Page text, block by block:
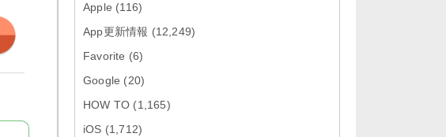
ザ 151.0.7922....
向け最新版...
「Google カレンダー 26.29.4」iOS
向け最新版をリリース。...
Apple (116)
App更新情報 (12,249)
Favorite (6)
Google (20)
HOW TO (1,165)
iOS (1,712)